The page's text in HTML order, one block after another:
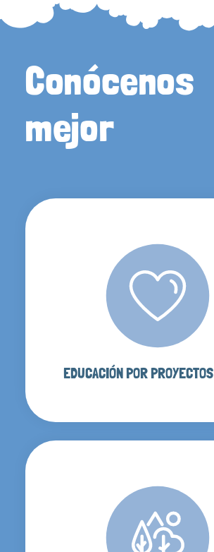
Conócenos
mejor
EDUCACIÓN POR PROYECTOS